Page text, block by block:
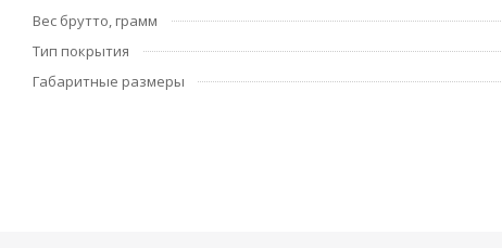
Вес брутто, грамм
Тип покрытия
Габаритные размеры